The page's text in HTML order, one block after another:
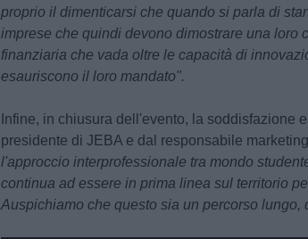
proprio il dimenticarsi che quando si parla di
imprese che quindi devono dimostrare una
finanziaria che vada oltre le capacità di
esauriscono il loro mandato".
Infine, in chiusura dell'evento, la soddisfazione
presidente di JEBA e dal responsabile
l'approccio interprofessionale tra mondo
continua ad essere in prima linea sul territorio
Auspichiamo che questo sia un percorso lungo,